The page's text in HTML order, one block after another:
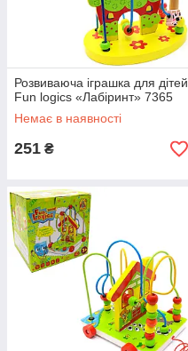
Розвиваюча іграшка для дітей
Fun logics «Лабіринт» 7365
Немає в наявності
251 ₴